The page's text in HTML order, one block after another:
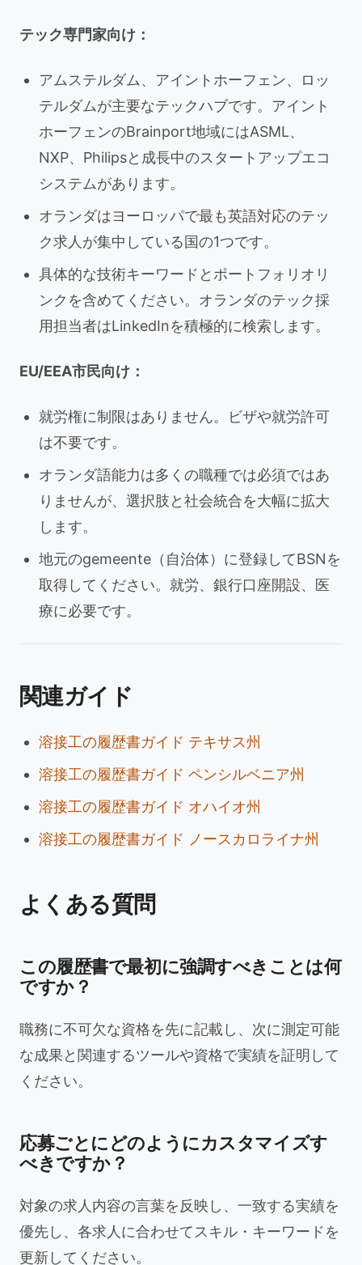
テック専門家向け：
アムステルダム、アイントホーフェン、ロッ
テルダムが主要なテックハブです。アイント
ホーフェンのBrainport地域にはASML、
NXP、Philipsと成長中のスタートアップエコ
システムがあります。
オランダはヨーロッパで最も英語対応のテッ
ク求人が集中している国の1つです。
具体的な技術キーワードとポートフォリオリ
ンクを含めてください。オランダのテック採
用担当者はLinkedInを積極的に検索します。
EU/EEA市民向け：
就労権に制限はありません。ビザや就労許可
は不要です。
オランダ語能力は多くの職種では必須ではあ
りませんが、選択肢と社会統合を大幅に拡大
します。
地元のgemeente（自治体）に登録してBSNを
取得してください。就労、銀行口座開設、医
療に必要です。
関連ガイド
溶接工の履歴書ガイド テキサス州
溶接工の履歴書ガイド ペンシルベニア州
溶接工の履歴書ガイド オハイオ州
溶接工の履歴書ガイド ノースカロライナ州
よくある質問
この履歴書で最初に強調すべきことは何
ですか？
職務に不可欠な資格を先に記載し、次に測定可能
な成果と関連するツールや資格で実績を証明して
ください。
応募ごとにどのようにカスタマイズす
べきですか？
対象の求人内容の言葉を反映し、一致する実績を
優先し、各求人に合わせてスキル・キーワードを
更新してください。